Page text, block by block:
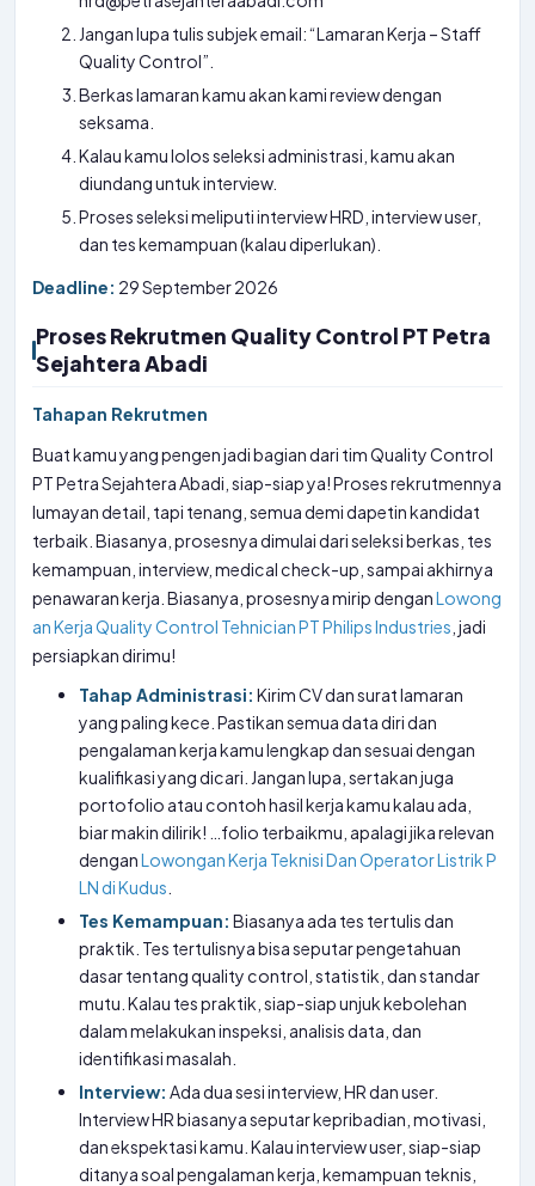
Jangan lupa tulis subjek email: “Lamaran Kerja – Staff
Quality Control”.
Berkas lamaran kamu akan kami review dengan
seksama.
Kalau kamu lolos seleksi administrasi, kamu akan
diundang untuk interview.
Proses seleksi meliputi interview HRD, interview user,
dan tes kemampuan (kalau diperlukan).
Deadline: 29 September 2026
Proses Rekrutmen Quality Control PT Petra
Sejahtera Abadi
Tahapan Rekrutmen
Buat kamu yang pengen jadi bagian dari tim Quality Control
PT Petra Sejahtera Abadi, siap-siap ya! Proses rekrutmennya
lumayan detail, tapi tenang, semua demi dapetin kandidat
terbaik. Biasanya, prosesnya dimulai dari seleksi berkas, tes
kemampuan, interview, medical check-up, sampai akhirnya
penawaran kerja. Biasanya, prosesnya mirip denganLowong
an Kerja Quality Control Tehnician PT Philips Industries , jadi
persiapkan dirimu!
Tahap Administrasi: Kirim CV dan surat lamaran
yang paling kece. Pastikan semua data diri dan
pengalaman kerja kamu lengkap dan sesuai dengan
kualifikasi yang dicari. Jangan lupa, sertakan juga
portofolio atau contoh hasil kerja kamu kalau ada,
biar makin dilirik! …folio terbaikmu, apalagi jika relevan
denganLowongan Kerja Teknisi Dan Operator Listrik P
LN di Kudus
Tes Kemampuan: Biasanya ada tes tertulis dan
praktik. Tes tertulisnya bisa seputar pengetahuan
dasar tentang quality control, statistik, dan standar
mutu. Kalau tes praktik, siap-siap unjuk kebolehan
dalam melakukan inspeksi, analisis data, dan
identifikasi masalah.
Interview: Ada dua sesi interview, HR dan user.
Interview HR biasanya seputar kepribadian, motivasi,
dan ekspektasi kamu. Kalau interview user, siap-siap
ditanya soal pengalaman kerja, kemampuan teknis,